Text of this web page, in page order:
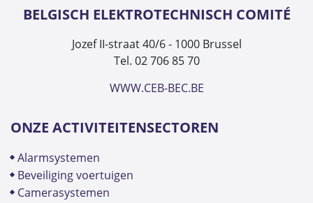
BELGISCH ELEKTROTECHNISCH COMITÉ
Jozef II-straat 40/6 - 1000 Brussel
Tel. 02 706 85 70
WWW.CEB-BEC.BE
ONZE ACTIVITEITENSECTOREN
alarmsystemen
beveiliging voertuigen
camerasystemen